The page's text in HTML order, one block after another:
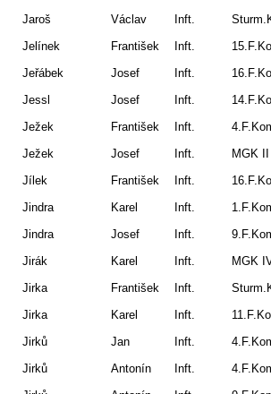
Jaroš
Václav Inft.
Jelínek
František Inft.
Jeřábek
Josef Inft.
Jessl
Josef Inft.
Ježek
František Inft.
Ježek
Josef Inft. MGK II
Jílek
František Inft.
Jindra
Karel Inft.
Jindra
Josef Inft.
Jirák
Karel Inft. MGK
Jirka
František Inft.
Jirka
Karel Inft.
Jirků
Jan Inft.
Jirků
Antonín Inft.